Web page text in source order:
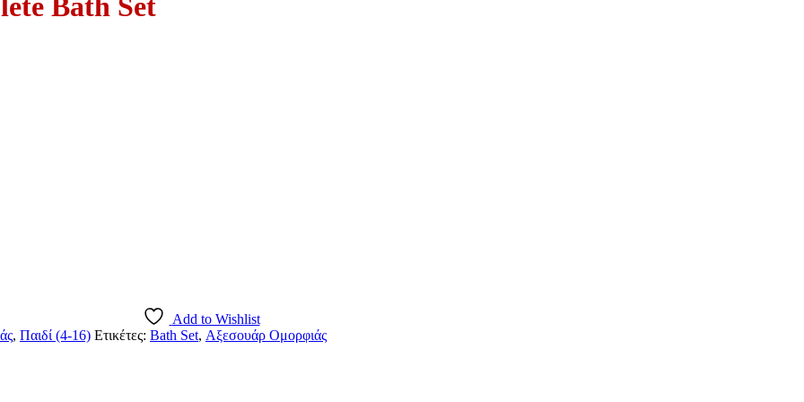
Bath Set
Add to Wishlist
, Παιδί (4-16) Ετικέτες: Bath Set, Αξεσουάρ Ομορφιάς